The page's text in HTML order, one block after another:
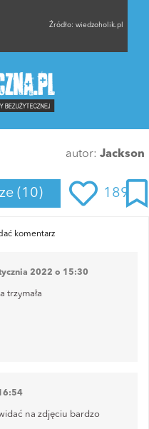
Źródło: wiedzoholik.pl
autor: Jackson
(10) 189
komentarz
2022 o 15:30
trzymała
na zdjęciu bardzo